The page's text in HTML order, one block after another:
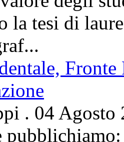
la tesi di
. 04 Agosto